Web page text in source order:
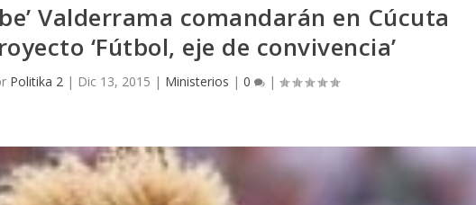
Valderrama comandarán en Cúcuta
‘Fútbol, eje de convivencia’
Politika 2| Dic 13, 2015 | Ministerios | 0 |